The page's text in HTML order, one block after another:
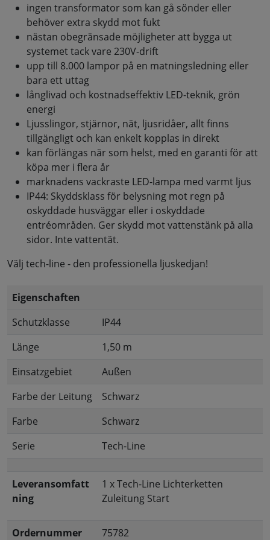
ingen transformator som kan gå sönder eller
behöver extra skydd mot fukt
nästan obegränsade möjligheter att bygga ut
systemet tack vare 230V-drift
upp till 8.000 lampor på en matningsledning eller
bara ett uttag
långlivad och kostnadseffektiv LED-teknik, grön
energi
Ljusslingor, stjärnor, nät, ljusridåer, allt finns
tillgängligt och kan enkelt kopplas in direkt
kan förlängas när som helst, med en garanti för att
köpa mer i flera år
marknadens vackraste LED-lampa med varmt ljus
IP44: Skyddsklass för belysning mot regn på
oskyddade husväggar eller i oskyddade
entréområden. Ger skydd mot vattenstänk på alla
sidor. Inte vattentät.
Välj tech-line - den professionella ljuskedjan!
Eigenschaften
Schutzklasse
IP44
Länge
1,50 m
Einsatzgebiet
Außen
Farbe der Leitung
Schwarz
Farbe
Schwarz
Serie
Tech-Line
Leveransomfatt
ning
1 x Tech-Line Lichterketten
Zuleitung Start
Ordernummer
75782